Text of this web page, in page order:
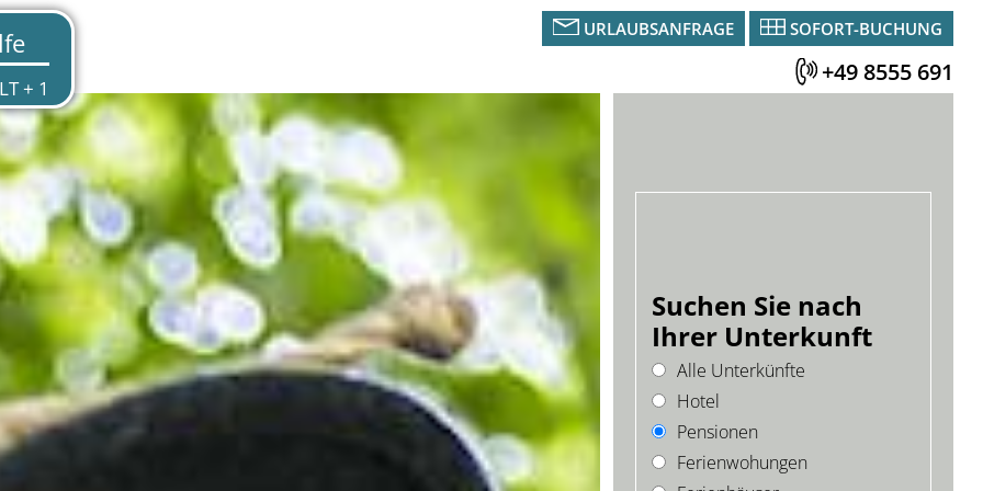
URLAUBSANFRAGE SOFORT-BUCHUNG
+49 8555 691
Suchen Sie nach
Ihrer Unterkunft
Alle Unterkünfte
Hotel
Pensionen
Ferienwohungen